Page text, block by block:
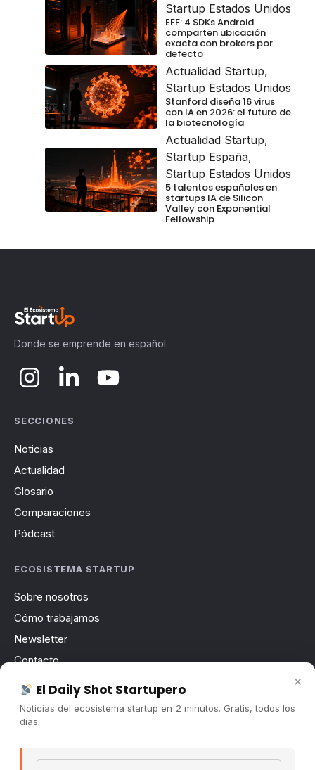
Startup Estados Unidos
EFF: 4 SDKs Android
comparten ubicación
exacta con brokers por
defecto
Actualidad Startup,
Startup Estados Unidos
Stanford diseña 16 virus
con IA en 2026: el futuro de
la biotecnología
Actualidad Startup,
Startup España,
Startup Estados Unidos
5 talentos españoles en
startups IA de Silicon
Valley con Exponential
Fellowship
Donde se emprende en español.
SECCIONES
Noticias
Actualidad
Glosario
Comparaciones
Pódcast
ECOSISTEMA STARTUP
Sobre nosotros
Cómo trabajamos
Newsletter
Contacto
Publicidad
Convocatorias
×
El Daily Shot Startupero
Noticias del ecosistema startup en 2 minutos. Gratis, todos los
días.